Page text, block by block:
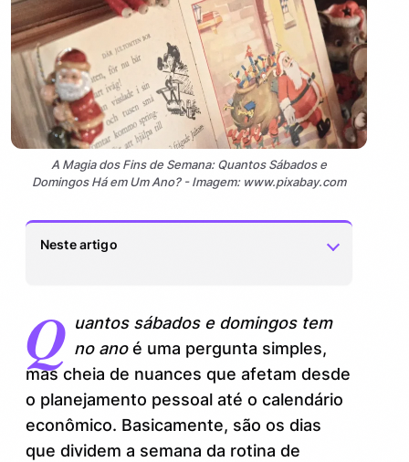
A Magia dos Fins de Semana: Quantos Sábados e
Domingos Há em Um Ano? - Imagem: www.pixabay.com
Neste artigo
ano: números por trás dos dias livres
1.1.
Formatação do ano e influência no
número de finais de semana
2.
A Magia dos Fins de Semana: Como o
número de sábados e domingos afeta sua
Q uantos sábados e domingos tem
no anoé uma pergunta simples,
mas cheia de nuances que afetam desde
o planejamento pessoal até o calendário
econômico. Basicamente, são os dias
que dividem a semana da rotina de